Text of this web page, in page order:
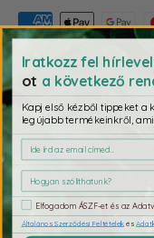
Fizetési adatait
bankkártya adatokat,
információkhoz.
Ezeket se
Iratkozz fel
ot a következő
Kapj első kézből tippeket a
legújabb termékeinkről,
Elfogadom ÁSZF-et és az
Általános Szerződési Feltételekés